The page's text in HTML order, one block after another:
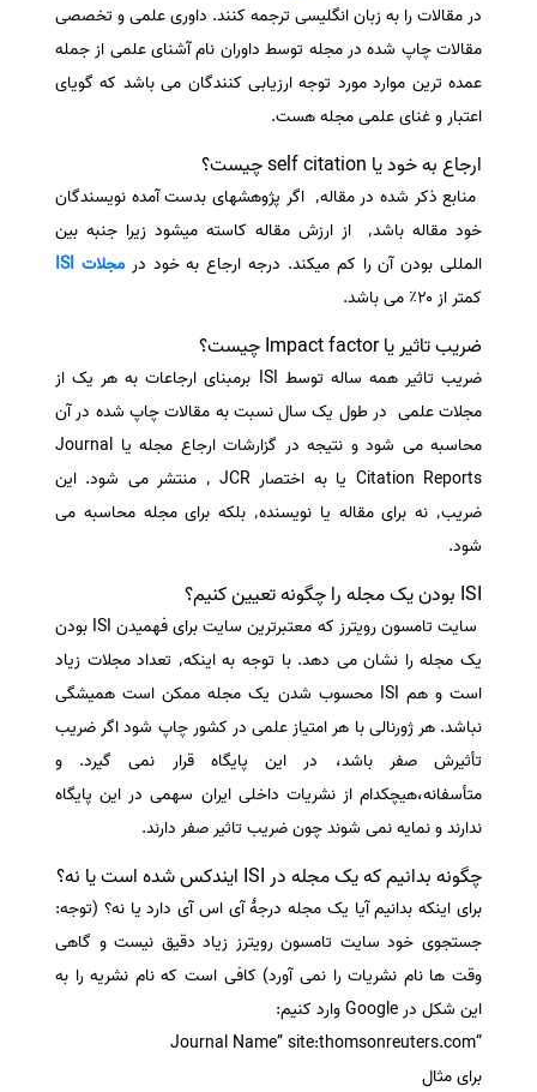
در مقالات را به زبان انگلیسی ترجمه کنند. داوری علمی و تخصصی
مقالات چاپ شده در مجله توسط داوران نام آشنای علمی از جمله
عمده ترین موارد مورد توجه ارزیابی کنندگان می باشد که گویای
اعتبار و غنای علمی مجله هست.
ارجاع به خود یا self citation چیست؟
منابع ذکر شده در مقاله٬ اگر پژوهشهای بدست آمده نویسندگان
خود مقاله باشد٬ از ارزش مقاله کاسته میشود زیرا جنبه بین
المللی بودن آن را کم میکند. درجه ارجاع به خود درمجلات ISI
کمتر از ۲۰٪ می باشد.
ضریب تاثیر یا Impact factor چیست؟
ضریب تاثیر همه ساله توسط ISI برمبنای ارجاعات به هر یک از
مجلات علمی در طول یک سال نسبت به مقالات چاپ شده در آن
محاسبه می شود و نتیجه در گزارشات ارجاع مجله یا Journal
Citation Reports یا به اختصار JCR ٬ منتشر می شود. این
ضریب٬ نه برای مقاله یا نویسنده٬ بلکه برای مجله محاسبه می
شود.
ISI بودن یک مجله را چگونه تعیین کنیم؟
سایت تامسون رویترز که معتبرترین سایت برای فهمیدن ISI بودن
یک مجله را نشان می دهد. با توجه به اینکه٬ تعداد مجلات زیاد
است و هم ISI محسوب شدن یک مجله ممکن است همیشگی
نباشد. هر ژورنالی با هر امتیاز علمی در کشور چاپ شود اگر ضریب
تأثیرش صفر باشد، در این پایگاه قرار نمی گیرد. و
متأسفانه،هیچکدام از نشریات داخلی ایران سهمی در این پایگاه
ندارند و نمایه نمی شوند چون ضریب تاثیر صفر دارند.
چگونه بدانیم که یک مجله در ISI ایندکس شده است یا نه؟
برای اینکه بدانیم آیا یک مجله درجۀ آی اس آی دارد یا نه؟ (توجه:
جستجوی خود سایت تامسون رویترز زیاد دقیق نیست و گاهی
وقت ها نام نشریات را نمی آورد) کافی است که نام نشریه را به
این شکل در Google وارد کنیم:
“Journal Name” site:thomsonreuters.com
برای مثال